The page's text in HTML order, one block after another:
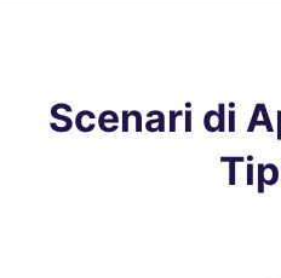
Scenari di